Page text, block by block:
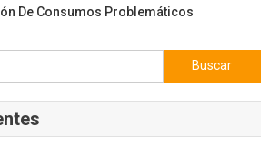
De Consumos Problemáticos
Buscar: